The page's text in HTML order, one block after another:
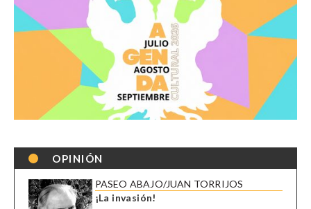
OPINIÓN
PASEO ABAJO/JUAN TORRIJOS
¡La invasión!